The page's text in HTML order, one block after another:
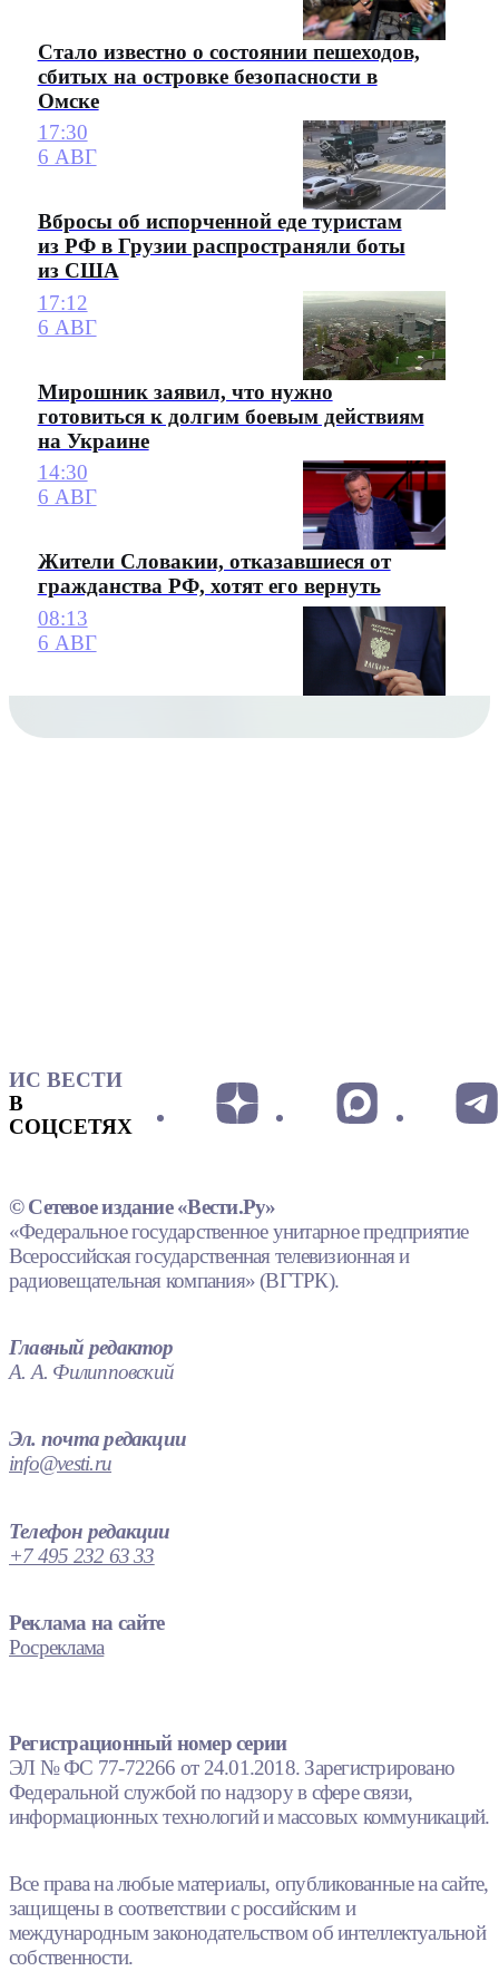
Стало известно о состоянии пешеходов,
сбитых на островке безопасности в
Омске
17:30
6 АВГ
Вбросы об испорченной еде туристам
из РФ в Грузии распространяли боты
из США
17:12
6 АВГ
Мирошник заявил, что нужно
готовиться к долгим боевым действиям
на Украине
14:30
6 АВГ
Жители Словакии, отказавшиеся от
гражданства РФ, хотят его вернуть
08:13
6 АВГ
ИС ВЕСТИ
В
СОЦСЕТЯХ
© Сетевое издание «Вести.Ру»
«Федеральное государственное унитарное предприятие
Всероссийская государственная телевизионная и
радиовещательная компания» (ВГТРК).
Главный редактор
А. А. Филипповский
Эл. почта редакции
info@vesti.ru
Телефон редакции
+7 495 232 63 33
Реклама на сайте
Росреклама
Регистрационный номер серии
ЭЛ № ФС 77-72266 от 24.01.2018. Зарегистрировано
Федеральной службой по надзору в сфере связи,
информационных технологий и массовых коммуникаций.
Все права на любые материалы, опубликованные на сайте,
защищены в соответствии с российским и
международным законодательством об интеллектуальной
собственности.